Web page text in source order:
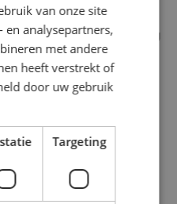
van leerervaringen.
het maken van een e-learning
in het kunnen beoordelen,
op een manier die
sneller
denken
van onze site
en analysepartners,
met andere
heeft verstrekt of
door uw gebruik
Targeting